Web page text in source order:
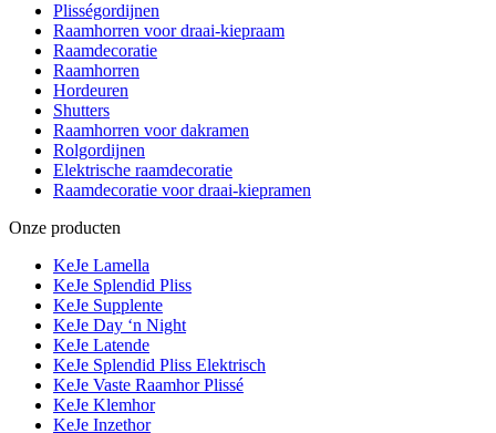
Plisségordijnen
Raamhorren voor draai-kiepraam
Raamdecoratie
Raamhorren
Hordeuren
Shutters
Raamhorren voor dakramen
Rolgordijnen
Elektrische raamdecoratie
Raamdecoratie voor draai-kiepramen
Onze producten
KeJe Lamella
KeJe Splendid Pliss
KeJe Supplente
KeJe Day ‘n Night
KeJe Latende
KeJe Splendid Pliss Elektrisch
KeJe Vaste Raamhor Plissé
KeJe Klemhor
KeJe Inzethor